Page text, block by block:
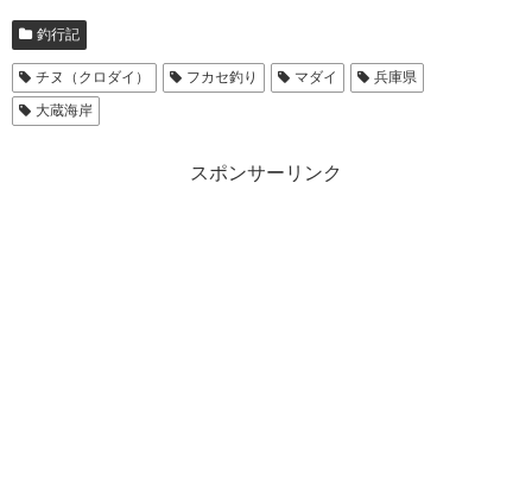
釣行記
チヌ（クロダイ） フカセ釣り マダイ
兵庫県
大蔵海岸
スポンサーリンク